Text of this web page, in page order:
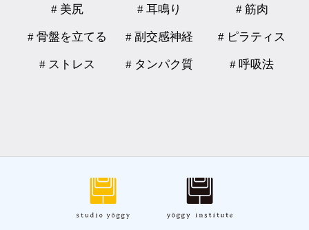
# 美尻 # 耳鳴り # 筋肉
# 骨盤を立てる # 副交感神経 # ピラティス
# ストレス # タンパク質 # 呼吸法